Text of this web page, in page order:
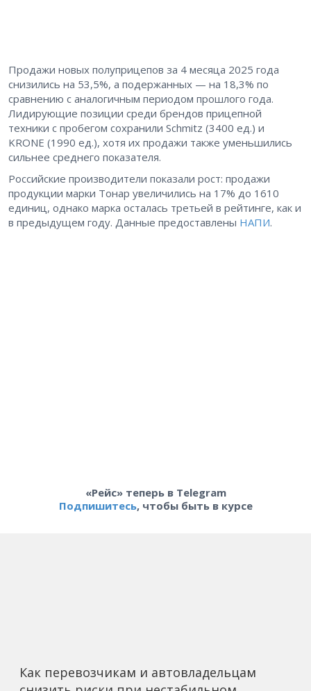
Продажи новых полуприцепов за 4 месяца 2025 года
снизились на 53,5%, а подержанных — на 18,3% по
сравнению с аналогичным периодом прошлого года.
Лидирующие позиции среди брендов прицепной
техники с пробегом сохранили Schmitz (3400 ед.) и
KRONE (1990 ед.), хотя их продажи также уменьшились
сильнее среднего показателя.
Российские производители показали рост: продажи
продукции марки Тонар увеличились на 17% до 1610
единиц, однако марка осталась третьей в рейтинге, как и
в предыдущем году. Данные предоставлены НАПИ.
«Рейс» теперь в Telegram
Подпишитесь, чтобы быть в курсе
Как перевозчикам и автовладельцам